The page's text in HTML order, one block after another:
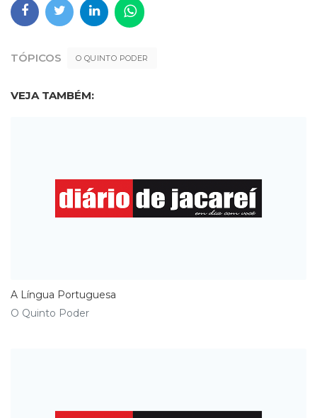
TÓPICOS O QUINTO PODER
VEJA TAMBÉM:
A Língua Portuguesa
O Quinto Poder